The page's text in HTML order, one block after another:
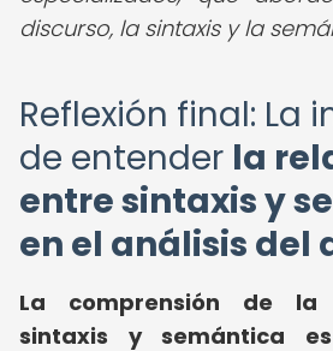
discurso, la sintaxis y la
Reflexión final: La
de entender la
entre sintaxis y
en el análisis del
La comprensión de la
sintaxis y semántica